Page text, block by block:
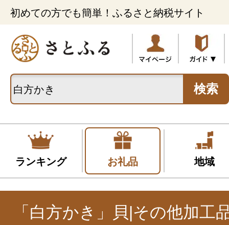
初めての方でも簡単！ふるさと納税サイト
検索
ランキング お礼品 地域
「白方かき」貝|その他加工